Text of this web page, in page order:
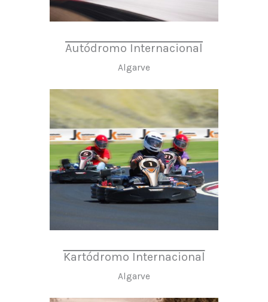
Autódromo Internacional
Algarve
Kartódromo Internacional
Algarve